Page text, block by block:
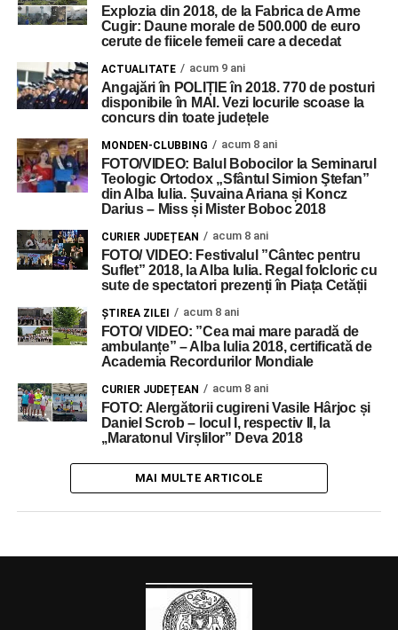
Explozia din 2018, de la Fabrica de Arme
Cugir: Daune morale de 500.000 de euro
cerute de fiicele femeii care a decedat
ACTUALITATE acum 9 ani
Angajări în POLIȚIE în 2018. 770 de posturi
disponibile în MAI. Vezi locurile scoase la
concurs din toate județele
MONDEN-CLUBBING acum 8 ani
FOTO/VIDEO: Balul Bobocilor la Seminarul
Teologic Ortodox „Sfântul Simion Ştefan”
din Alba Iulia. Șuvaina Ariana și Koncz
Darius – Miss și Mister Boboc 2018
CURIER JUDEȚEAN acum 8 ani
FOTO/ VIDEO: Festivalul ”Cântec pentru
Suflet” 2018, la Alba Iulia. Regal folcloric cu
sute de spectatori prezenți în Piața Cetății
ŞTIREA ZILEI acum 8 ani
FOTO/ VIDEO: ”Cea mai mare paradă de
ambulanțe” – Alba Iulia 2018, certificată de
Academia Recordurilor Mondiale
CURIER JUDEȚEAN acum 8 ani
FOTO: Alergătorii cugireni Vasile Hârjoc și
Daniel Scrob – locul I, respectiv II, la
,,Maratonul Virșlilor” Deva 2018
MAI MULTE ARTICOLE